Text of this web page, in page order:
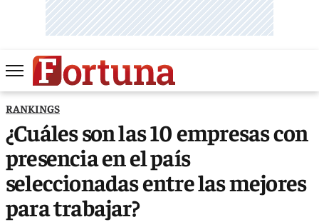
RANKINGS
¿Cuáles son las 10 empresas con
presencia en el país
seleccionadas entre las mejores
para trabajar?